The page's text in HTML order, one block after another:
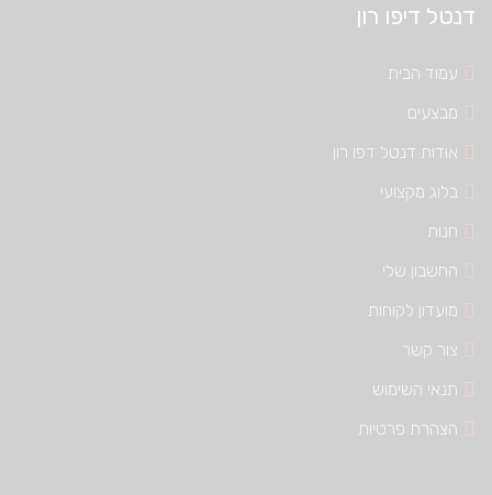
דנטל דיפו רון
עמוד הבית
מבצעים
אודות דנטל דפו רון
בלוג מקצועי
חנות
החשבון שלי
מועדון לקוחות
צור קשר
תנאי השימוש
הצהרת פרטיות